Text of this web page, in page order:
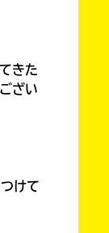
きた
ざい
けて